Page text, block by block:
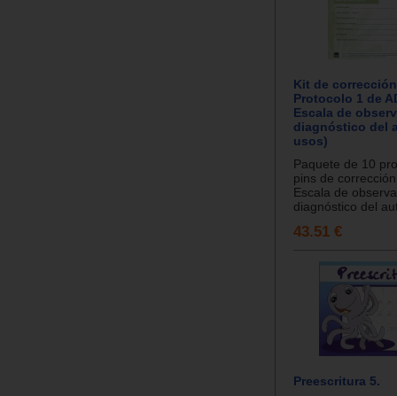
Kit de
Protocolo 1 de
Escala de
diagnóstico del
usos)
Paquete de 10
pins de
Escala de
diagnóstico del
43.51 €
Preescritura 5.